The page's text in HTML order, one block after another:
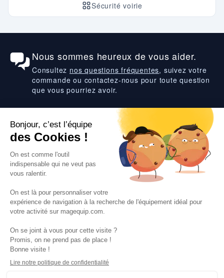
Sécurité voirie
Nous sommes heureux de vous aider.
Consultez nos questions fréquentes, suivez votre
commande ou contactez-nous pour toute question
que vous pourriez avoir.
Suivez-nous
VOS SERVICES
VOS DEMANDES
NOTRE SOCIETE